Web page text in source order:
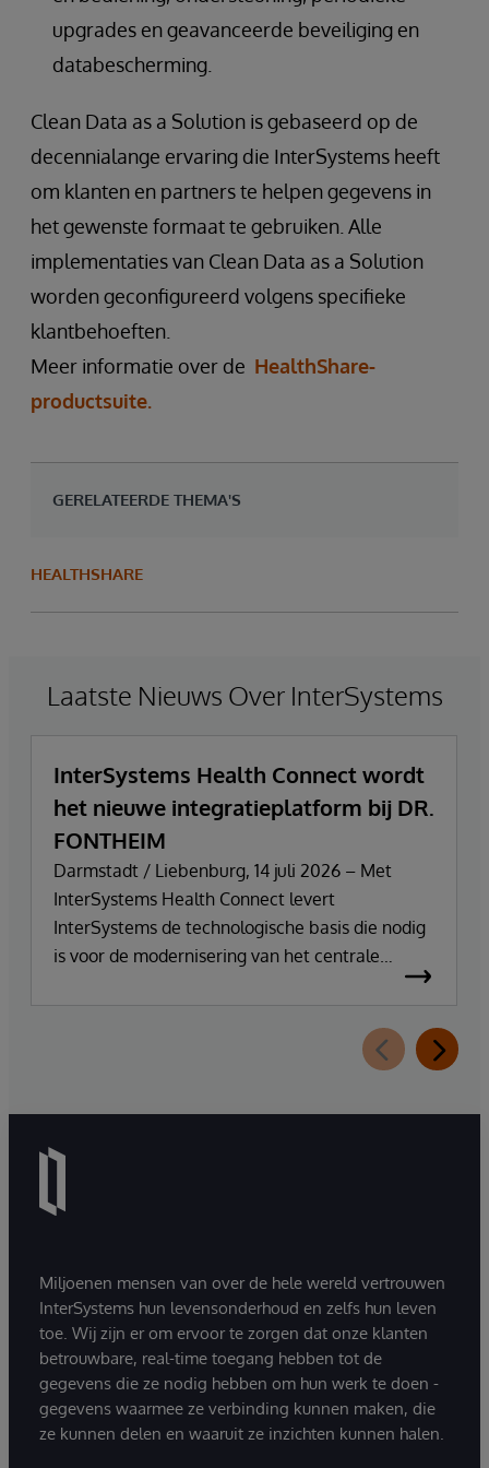
upgrades en geavanceerde beveiliging en
databescherming.
Clean Data as a Solution is gebaseerd op de
decennialange ervaring die InterSystems heeft
om klanten en partners te helpen gegevens in
het gewenste formaat te gebruiken. Alle
implementaties van Clean Data as a Solution
worden geconfigureerd volgens specifieke
klantbehoeften.
Meer informatie over de HealthShare-
productsuite.
GERELATEERDE THEMA'S
HEALTHSHARE
Laatste Nieuws Over InterSystems
InterSystems Health Connect wordt
het nieuwe integratieplatform bij DR.
FONTHEIM
Darmstadt / Liebenburg, 14 juli 2026 – Met
InterSystems Health Connect levert
InterSystems de technologische basis die nodig
is voor de modernisering van het centrale
integratie- en communicatieplatform van DR.
van zijn IT-infrastructuur vervangt het bedrijf zijn
verzorgd door SVA System Vertrieb Alexander
Miljoenen mensen van over de hele wereld vertrouwen
InterSystems hun levensonderhoud en zelfs hun leven
toe. Wij zijn er om ervoor te zorgen dat onze klanten
betrouwbare, real-time toegang hebben tot de
gegevens die ze nodig hebben om hun werk te doen -
gegevens waarmee ze verbinding kunnen maken, die
ze kunnen delen en waaruit ze inzichten kunnen halen.